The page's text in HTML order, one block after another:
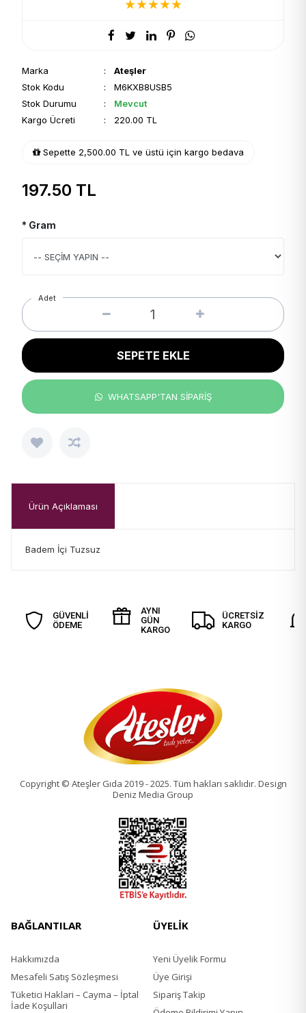
★★★★★
Marka : Ateşler
Stok Kodu
: M6KXB8USB5
Stok Durumu
: Mevcut
Kargo Ücreti
: 220.00 TL
Sepette 2,500.00 TL ve üstü için kargo bedava
197.50 TL
* Gram
Adet
SEPETE EKLE
WHATSAPP'TAN SİPARİŞ
Ürün Açıklaması
Badem İçi Tuzsuz
GÜVENLİ
ÖDEME
AYNI
GÜN
KARGO
ÜCRETSİZ
KARGO
Copyright © Ateşler Gıda 2019 - 2025. Tüm hakları saklıdır. Design
Deniz Media Group
BAĞLANTILAR
Hakkımızda
Mesafeli Satış Sözleşmesi
Tüketici Haklari – Cayma – İptal
İade Koşullari
ÜYELİK
Yeni Üyelik Formu
Üye Girişi
Sipariş Takip